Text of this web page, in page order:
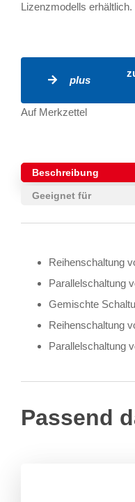
Lizenzmodells erhältlich.
plus
Auf Merkzettel
Beschreibung
Geeignet für
Reihenschaltung
Parallelschaltung
Gemischte
Reihenschaltung
Parallelschaltung
Passend